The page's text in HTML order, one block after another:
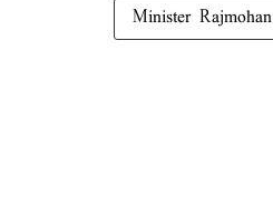
Minister Rajmohan